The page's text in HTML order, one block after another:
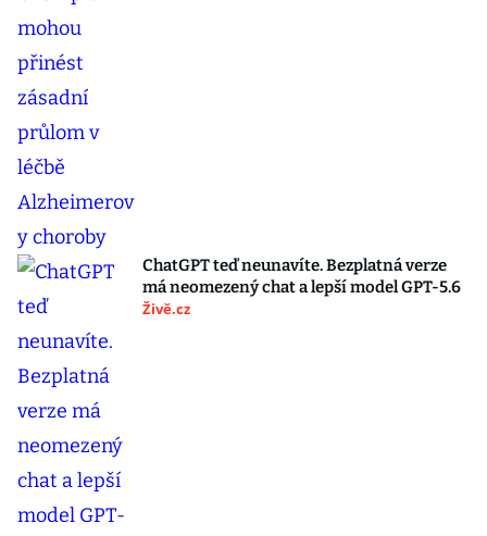
ChatGPT teď neunavíte. Bezplatná verze
má neomezený chat a lepší model GPT-5.6
Živě.cz